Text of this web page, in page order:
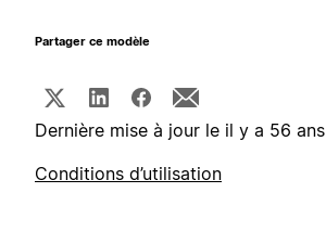
Partager ce modèle
Dernière mise à jour le il y a 56 ans
Conditions d’utilisation